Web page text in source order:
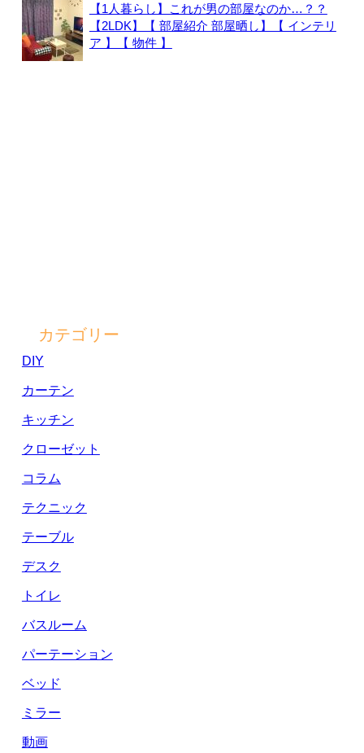
【1人暮らし】これが男の部屋なのか…？？
【2LDK】【 部屋紹介 部屋晒し】【 インテリ
ア 】【 物件 】
カテゴリー
DIY
カーテン
キッチン
クローゼット
コラム
テクニック
テーブル
デスク
トイレ
バスルーム
パーテーション
ベッド
ミラー
動画